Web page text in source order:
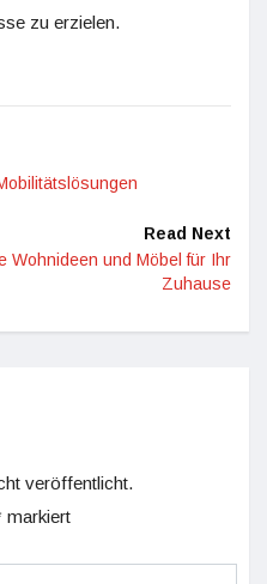
zu erzielen.
Read Next
Wohnideen und Möbel für Ihr
Zuhause
veröffentlicht.
markiert